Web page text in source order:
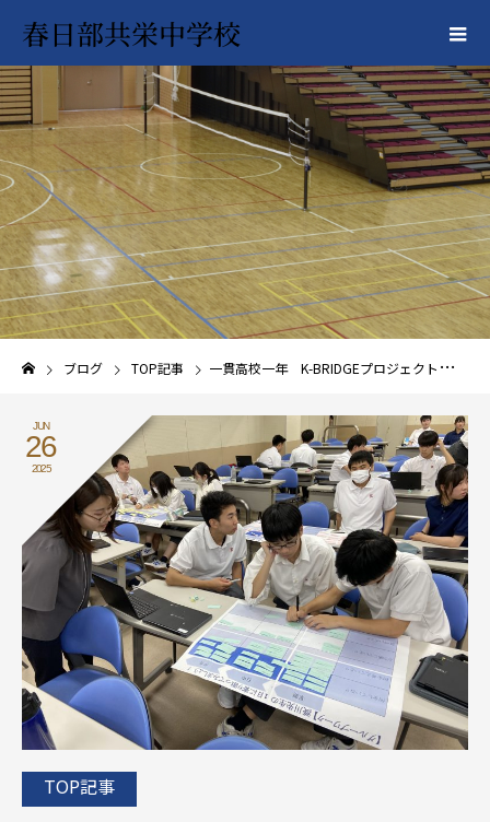
春日部共栄中学校
ブログ TOP記事 一貫高校一年 K-BRIDGEプロジェクト 日本IBMさんにデザインシンキングを教えてもらいました！
JUN
26
2025
TOP記事